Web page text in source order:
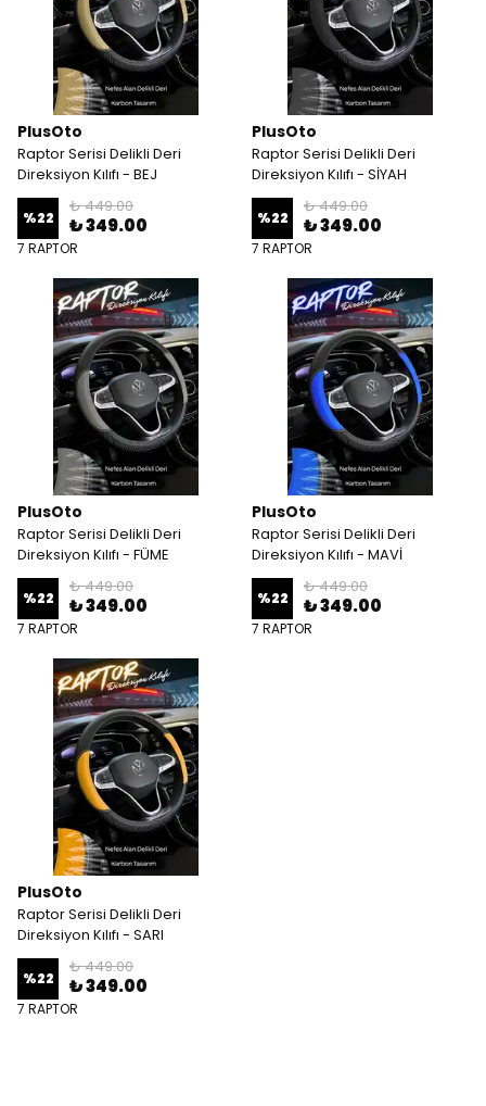
PlusOto
Raptor Serisi Delikli Deri
Direksiyon Kılıfı - BEJ
%22
₺ 449.00
₺ 349.00
7 RAPTOR
PlusOto
Raptor Serisi Delikli Deri
Direksiyon Kılıfı - SİYAH
%22
₺ 449.00
₺ 349.00
7 RAPTOR
PlusOto
Raptor Serisi Delikli Deri
Direksiyon Kılıfı - FÜME
%22
₺ 449.00
₺ 349.00
7 RAPTOR
PlusOto
Raptor Serisi Delikli Deri
Direksiyon Kılıfı - MAVİ
%22
₺ 449.00
₺ 349.00
7 RAPTOR
PlusOto
Raptor Serisi Delikli Deri
Direksiyon Kılıfı - SARI
%22
₺ 449.00
₺ 349.00
7 RAPTOR